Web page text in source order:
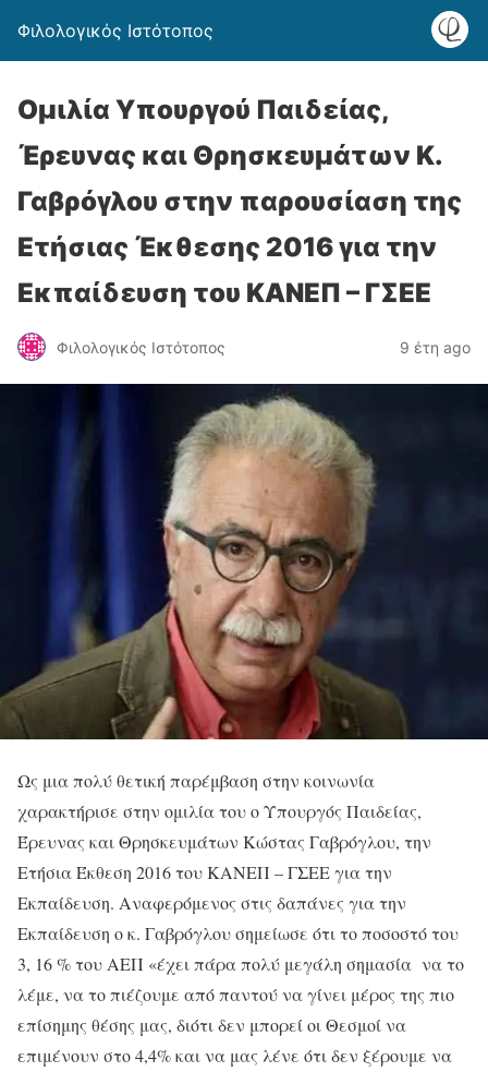
Φιλολογικός Ιστότοπος
Ομιλία Υπουργού Παιδείας,
Έρευνας και Θρησκευμάτων Κ.
Γαβρόγλου στην παρουσίαση της
Ετήσιας Έκθεσης 2016 για την
Εκπαίδευση του ΚΑΝΕΠ – ΓΣΕΕ
Φιλολογικός Ιστότοπος 9 έτη ago
Ως μια πολύ θετική παρέμβαση στην κοινωνία
χαρακτήρισε στην ομιλία του ο Υπουργός Παιδείας,
Έρευνας και Θρησκευμάτων Κώστας Γαβρόγλου, την
Ετήσια Έκθεση 2016 του ΚΑΝΕΠ – ΓΣΕΕ για την
Εκπαίδευση. Αναφερόμενος στις δαπάνες για την
Εκπαίδευση ο κ. Γαβρόγλου σημείωσε ότι το ποσοστό του
3, 16 % του ΑΕΠ «έχει πάρα πολύ μεγάλη σημασία να το
λέμε, να το πιέζουμε από παντού να γίνει μέρος της πιο
επίσημης θέσης μας, διότι δεν μπορεί οι Θεσμοί να
επιμένουν στο 4,4% και να μας λένε ότι δεν ξέρουμε να